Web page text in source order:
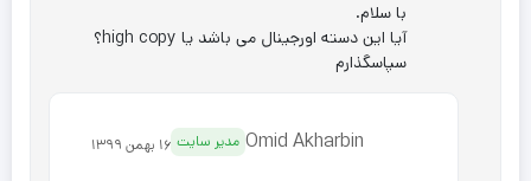
با سلام.
آیا این دسته اورجینال می باشد یا high copy؟
سپاسگذارم
Omid Akharbin مدیر سایت 16 بهمن 1399